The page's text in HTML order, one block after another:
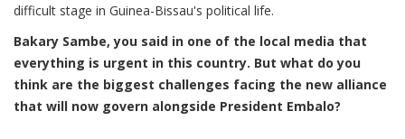
difficult stage in Guinea-Bissau's political life.
Bakary Sambe, you said in one of the local media that
everything is urgent in this country. But what do you
think are the biggest challenges facing the new alliance
that will now govern alongside President Embalo?